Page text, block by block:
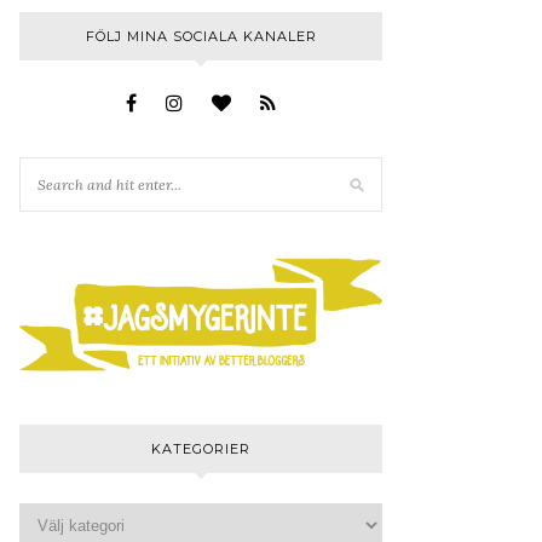
FÖLJ MINA SOCIALA KANALER
KATEGORIER